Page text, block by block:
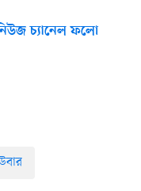
চ্যানেল ফলো